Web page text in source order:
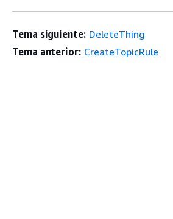
Tema siguiente: DeleteThing
Tema anterior: CreateTopicRule